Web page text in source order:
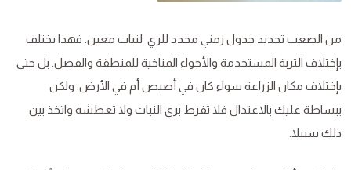
من الصعب تحديد جدول زمني محدد للري لنبات معين. فهذا يختلف
بإختلاف التربة المستخدمة والأجواء المناخية للمنطقة والفصل. بل حتى
بإختلاف مكان الزراعة سواء كان في أصيص أم في الأرض. ولكن
ببساطة عليك بالاعتدال فلا تفرط بري النبات ولا تعطشه واتخذ بين
ذلك سبيلا.